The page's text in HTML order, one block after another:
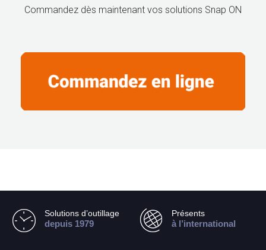
Commandez dès maintenant vos solutions Snap ON
Solutions d’outillage
depuis 1979
Présents
à l’international